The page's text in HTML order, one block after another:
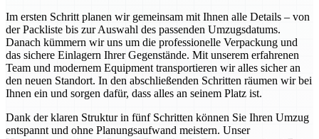
Im ersten Schritt planen wir gemeinsam mit Ihnen alle Details – von
der Packliste bis zur Auswahl des passenden Umzugsdatums.
Danach kümmern wir uns um die professionelle Verpackung und
das sichere Einlagern Ihrer Gegenstände. Mit unserem erfahrenen
Team und modernem Equipment transportieren wir alles sicher an
den neuen Standort. In den abschließenden Schritten räumen wir bei
Ihnen ein und sorgen dafür, dass alles an seinem Platz ist.
Dank der klaren Struktur in fünf Schritten können Sie Ihren Umzug
entspannt und ohne Planungsaufwand meistern. Unser